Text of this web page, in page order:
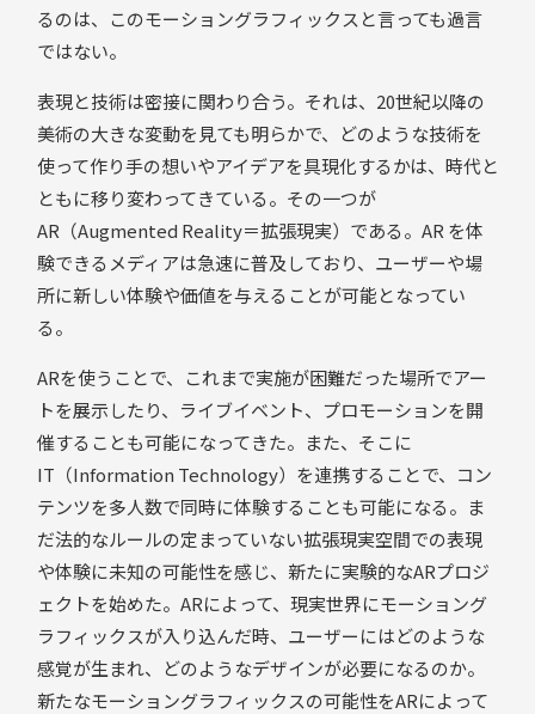
るのは、このモーショングラフィックスと言っても過言
ではない。
表現と技術は密接に関わり合う。それは、20世紀以降の
美術の大きな変動を見ても明らかで、どのような技術を
使って作り手の想いやアイデアを具現化するかは、時代と
ともに移り変わってきている。その一つが
AR（Augmented Reality＝拡張現実）である。AR を体
験できるメディアは急速に普及しており、ユーザーや場
所に新しい体験や価値を与えることが可能となってい
る。
ARを使うことで、これまで実施が困難だった場所でアー
トを展示したり、ライブイベント、プロモーションを開
催することも可能になってきた。また、そこに
IT（Information Technology）を連携することで、コン
テンツを多人数で同時に体験することも可能になる。ま
だ法的なルールの定まっていない拡張現実空間での表現
や体験に未知の可能性を感じ、新たに実験的なARプロジ
ェクトを始めた。ARによって、現実世界にモーショング
ラフィックスが入り込んだ時、ユーザーにはどのような
感覚が生まれ、どのようなデザインが必要になるのか。
新たなモーショングラフィックスの可能性をARによって